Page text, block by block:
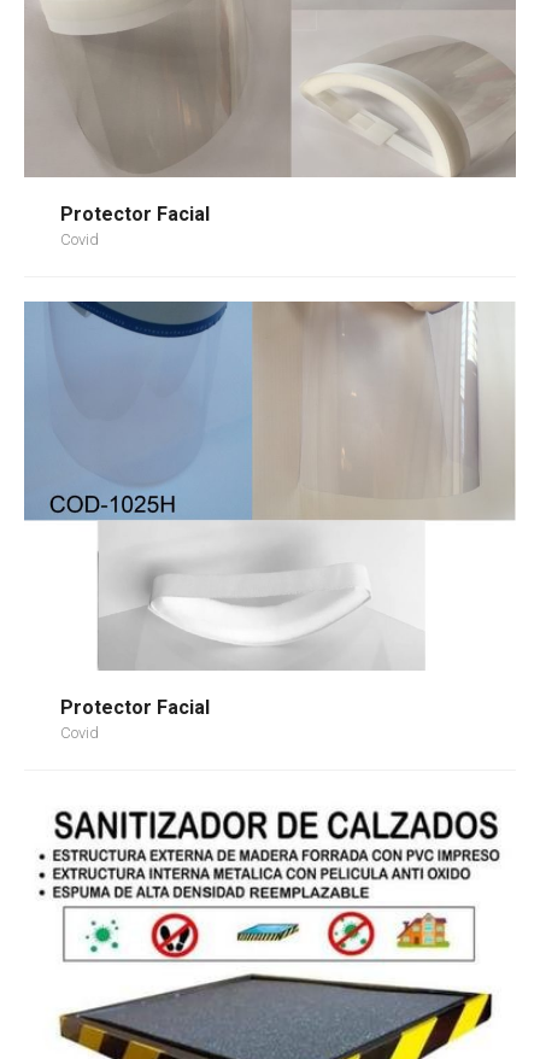
Protector Facial
Covid
Protector Facial
Covid